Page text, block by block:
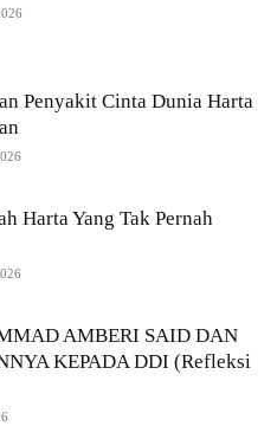
Penyakit Cinta Dunia Harta
Harta Yang Tak Pernah
AMBERI SAID DAN
KEPADA DDI (Refleksi